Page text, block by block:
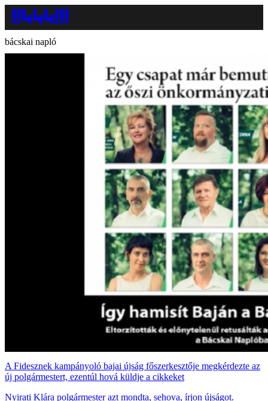
bácskai napló
A Fidesznek kampányoló bajai újság főszerkesztője megkérdezte az
új polgármestert, ezentúl hová küldje a cikkeket
Nyirati Klára polgármester azt mondta, sehova, írjon újságot.